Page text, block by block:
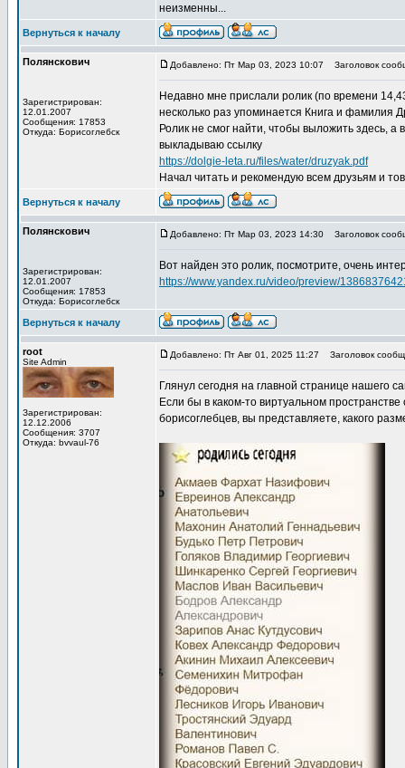
неизменны...
Вернуться к началу
Полянскович
Зарегистрирован:
12.01.2007
Сообщения: 17853
Откуда: Борисоглебск
Добавлено: Пт Мар 03, 2023 10:07 Заголовок
Недавно мне прислали ролик (по времени
несколько раз упоминается Книга и фамилия
Ролик не смог найти, чтобы выложить здесь, а
выкладываю ссылку
https://dolgie-leta.ru/files/water/druzyak.pdf
Начал читать и рекомендую всем друзьям и
Вернуться к началу
Полянскович
Зарегистрирован:
12.01.2007
Сообщения: 17853
Откуда: Борисоглебск
Добавлено: Пт Мар 03, 2023 14:30 Заголовок
Вот найден это ролик, посмотрите, очень
https://www.yandex.ru/video/preview/
Вернуться к началу
root
Site Admin
Зарегистрирован:
12.12.2006
Сообщения: 3707
Откуда: bvvaul-76
Добавлено: Пт Авг 01, 2025 11:27 Заголовок
Глянул сегодня на главной странице нашего
Если бы в каком-то виртуальном
борисоглебцев, вы представляете, какого